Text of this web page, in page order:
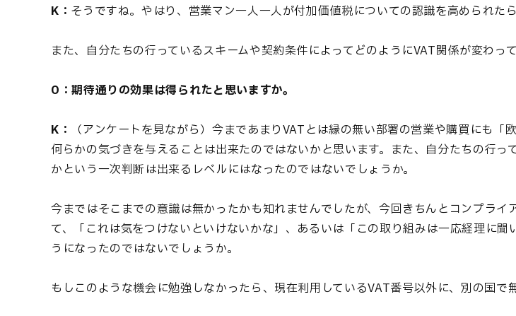
K： そうですね。やはり、営業マン一人一人が付加価値税についての認識を高められた
また、自分たちの行っているスキームや契約条件によってどのようにVAT関係が変わっ
O：期待通りの効果は得られたと思いますか。
K：
（アンケートを見ながら）今まであまりVATとは縁の無い部署の営業や購買にも
何らかの気づきを与えることは出来たのではないかと思います。また、自分たちの行
かという一次判断は出来るレベルにはなったのではないでしょうか。
今まではそこまでの意識は無かったかも知れませんでしたが、今回きちんとコンプラ
て、「これは気をつけないといけないかな」、あるいは「この取り組みは一応経理に
うになったのではないでしょうか。
もしこのような機会に勉強しなかったら、現在利用しているVAT番号以外に、別の国で